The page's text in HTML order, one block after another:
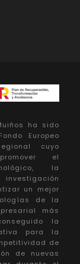
ha sido
Europeo
cuyo
el
la
un mejor
de la
más
la
para la
de
de nuevas